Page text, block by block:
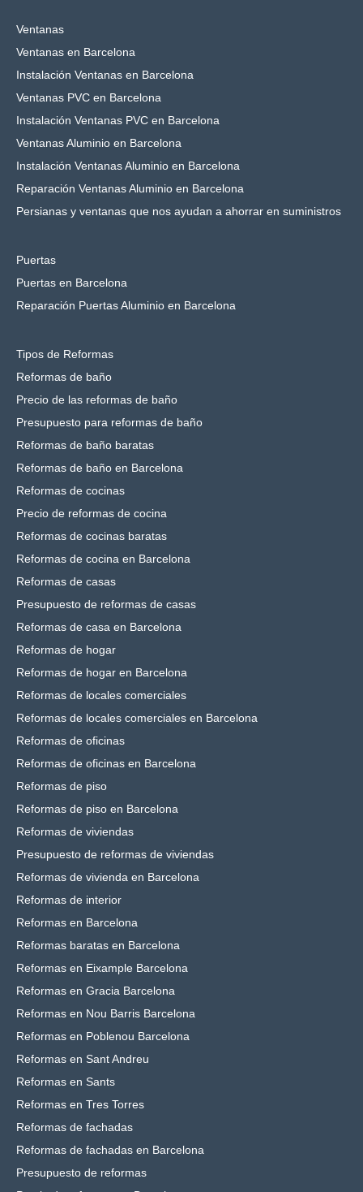
Ventanas
Ventanas en Barcelona
Instalación Ventanas en Barcelona
Ventanas PVC en Barcelona
Instalación Ventanas PVC en Barcelona
Ventanas Aluminio en Barcelona
Instalación Ventanas Aluminio en Barcelona
Reparación Ventanas Aluminio en Barcelona
Persianas y ventanas que nos ayudan a ahorrar en suministros
Puertas
Puertas en Barcelona
Reparación Puertas Aluminio en Barcelona
Tipos de Reformas
Reformas de baño
Precio de las reformas de baño
Presupuesto para reformas de baño
Reformas de baño baratas
Reformas de baño en Barcelona
Reformas de cocinas
Precio de reformas de cocina
Reformas de cocinas baratas
Reformas de cocina en Barcelona
Reformas de casas
Presupuesto de reformas de casas
Reformas de casa en Barcelona
Reformas de hogar
Reformas de hogar en Barcelona
Reformas de locales comerciales
Reformas de locales comerciales en Barcelona
Reformas de oficinas
Reformas de oficinas en Barcelona
Reformas de piso
Reformas de piso en Barcelona
Reformas de viviendas
Presupuesto de reformas de viviendas
Reformas de vivienda en Barcelona
Reformas de interior
Reformas en Barcelona
Reformas baratas en Barcelona
Reformas en Eixample Barcelona
Reformas en Gracia Barcelona
Reformas en Nou Barris Barcelona
Reformas en Poblenou Barcelona
Reformas en Sant Andreu
Reformas en Sants
Reformas en Tres Torres
Reformas de fachadas
Reformas de fachadas en Barcelona
Presupuesto de reformas